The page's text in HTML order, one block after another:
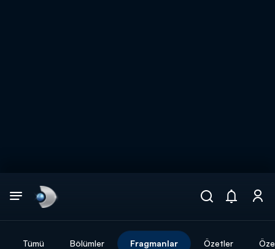
Tümü Bölümler Fragmanlar Özetler